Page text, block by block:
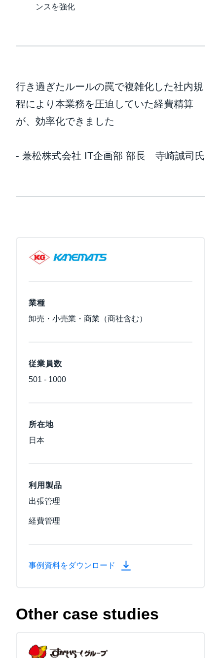
ンスを強化
行き過ぎたルールの罠で複雑化した社内規
程により本業務を圧迫していた経費精算
が、効率化できました
- 兼松株式会社 IT企画部 部長 寺崎誠司氏
業種
卸売・小売業・商業（商社含む）
従業員数
501 - 1000
所在地
日本
利用製品
出張管理
経費管理
事例資料をダウンロード
Other case studies